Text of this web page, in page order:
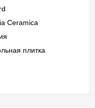
Ceramica
плитка